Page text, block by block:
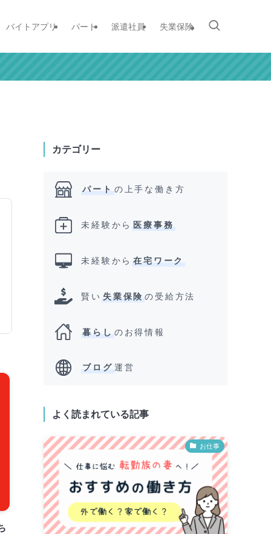
バイトアプリ パート 派遣社員 失業保険
カテゴリー
パート の上手な働き方
未経験から 医療事務
未経験から 在宅ワーク
賢い 失業保険 の受給方法
暮らし のお得情報
ブログ 運営
よく読まれている記事
お仕事